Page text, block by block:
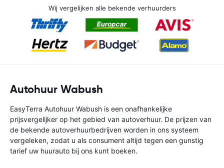
Wij vergelijken alle bekende verhuurders
Autohuur Wabush
EasyTerra Autohuur Wabush is een onafhankelijke
prijsvergelijker op het gebied van autoverhuur. De prijzen van
de bekende autoverhuurbedrijven worden in ons systeem
vergeleken, zodat u als consument altijd tegen een gunstig
tarief uw huurauto bij ons kunt boeken.